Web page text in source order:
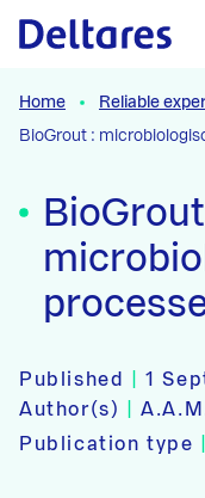
Naar hoofdcontent
Home Reliable
BioGrout :
Published |1
Author(s)
|
Publication type